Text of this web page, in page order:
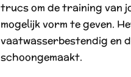
trucs om de training van
mogelijk vorm te geven.
vaatwasserbestendig en
schoongemaakt.